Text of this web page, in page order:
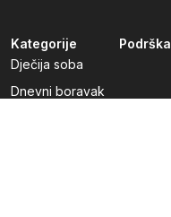
Kategorije
Dječija soba
Dnevni boravak
Podrška